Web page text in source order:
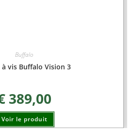
Buffalo
à vis Buffalo Vision 3
389,00
Voir le produit